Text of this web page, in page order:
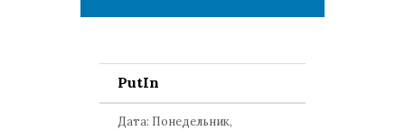
PutIn
Дата: Понедельник,